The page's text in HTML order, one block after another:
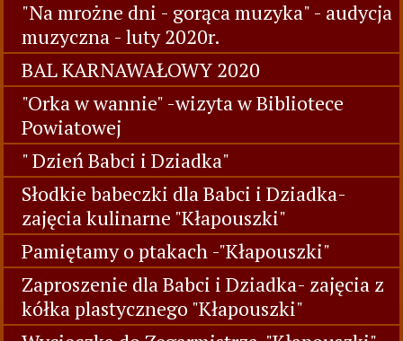
"Na mrożne dni - gorąca muzyka" - audycja
muzyczna - luty 2020r.
BAL KARNAWAŁOWY 2020
"Orka w wannie" -wizyta w Bibliotece
Powiatowej
" Dzień Babci i Dziadka"
Słodkie babeczki dla Babci i Dziadka-
zajęcia kulinarne "Kłapouszki"
Pamiętamy o ptakach -"Kłapouszki"
Zaproszenie dla Babci i Dziadka- zajęcia z
kółka plastycznego "Kłapouszki"